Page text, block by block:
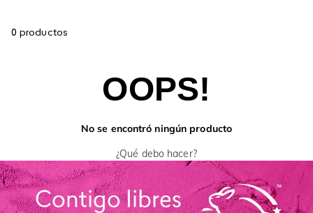
0 productos
OOPS!
No se encontró ningún producto
¿Qué debo hacer?